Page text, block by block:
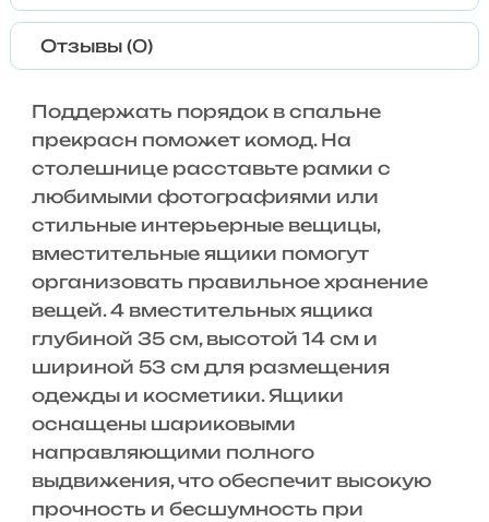
Отзывы (0)
Поддержать порядок в спальне
прекрасн поможет комод. На
столешнице расставьте рамки с
любимыми фотографиями или
стильные интерьерные вещицы,
вместительные ящики помогут
организовать правильное хранение
вещей. 4 вместительных ящика
глубиной 35 см, высотой 14 см и
шириной 53 см для размещения
одежды и косметики. Ящики
оснащены шариковыми
направляющими полного
выдвижения, что обеспечит высокую
прочность и бесшумность при